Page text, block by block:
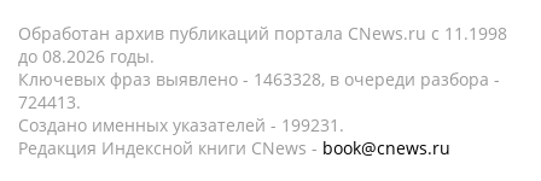
Обработан архив публикаций портала CNews.ru c 11.1998
до 08.2026 годы.
Ключевых фраз выявлено - 1463328, в очереди разбора -
724413.
Создано именных указателей - 199231.
Редакция Индексной книги CNews - book@cnews.ru